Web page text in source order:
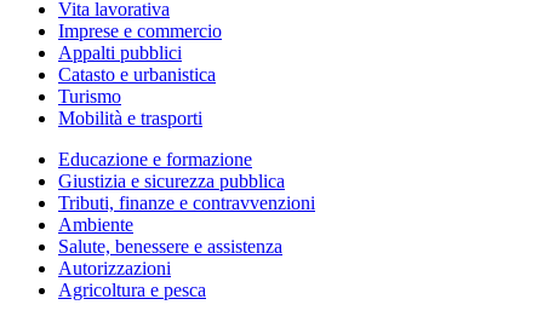
Vita lavorativa
Imprese e commercio
Appalti pubblici
Catasto e urbanistica
Turismo
Mobilità e trasporti
Educazione e formazione
Giustizia e sicurezza pubblica
Tributi, finanze e contravvenzioni
Ambiente
Salute, benessere e assistenza
Autorizzazioni
Agricoltura e pesca